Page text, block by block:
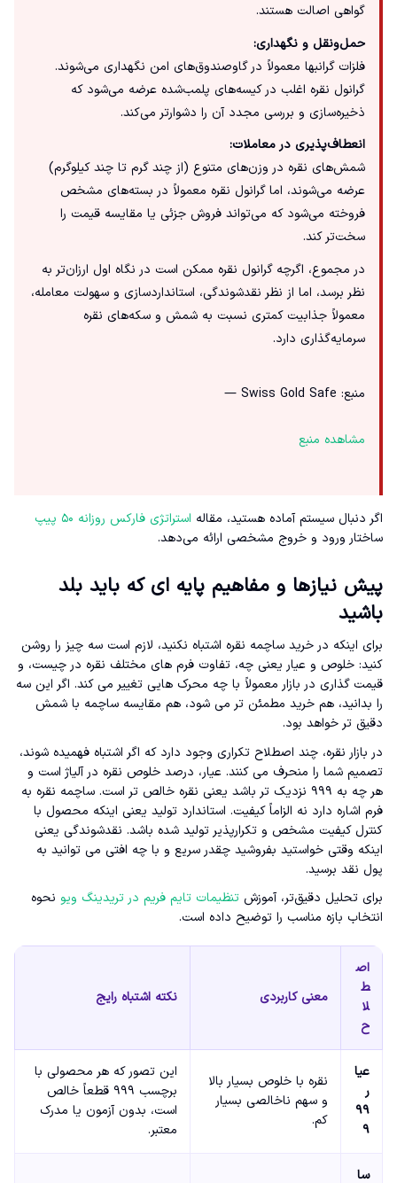
گواهی اصالت هستند.
حمل‌ونقل و نگهداری:
فلزات گرانبها معمولاً در گاوصندوق‌های امن نگهداری می‌شوند.
گرانول نقره اغلب در کیسه‌های پلمب‌شده عرضه می‌شود که
ذخیره‌سازی و بررسی مجدد آن را دشوارتر می‌کند.
انعطاف‌پذیری در معاملات:
شمش‌های نقره در وزن‌های متنوع (از چند گرم تا چند کیلوگرم)
عرضه می‌شوند، اما گرانول نقره معمولاً در بسته‌های مشخص
فروخته می‌شود که می‌تواند فروش جزئی یا مقایسه قیمت را
سخت‌تر کند.
در مجموع، اگرچه گرانول نقره ممکن است در نگاه اول ارزان‌تر به
نظر برسد، اما از نظر نقدشوندگی، استانداردسازی و سهولت معامله،
معمولاً جذابیت کمتری نسبت به شمش و سکه‌های نقره
سرمایه‌گذاری دارد.
منبع: Swiss Gold Safe —
مشاهده منبع
اگر دنبال سیستم آماده هستید، مقاله استراتژی فارکس روزانه ۵۰ پیپ
ساختار ورود و خروج مشخصی ارائه می‌دهد.
پیش نیازها و مفاهیم پایه ای که باید بلد
باشید
برای اینکه در خرید ساچمه نقره اشتباه نکنید، لازم است سه چیز را روشن
کنید: خلوص و عیار یعنی چه، تفاوت فرم های مختلف نقره در چیست، و
قیمت گذاری در بازار معمولاً با چه محرک هایی تغییر می کند. اگر این سه
را بدانید، هم خرید مطمئن تر می شود، هم مقایسه ساچمه با شمش
دقیق تر خواهد بود.
در بازار نقره، چند اصطلاح تکراری وجود دارد که اگر اشتباه فهمیده شوند،
تصمیم شما را منحرف می کنند. عیار، درصد خلوص نقره در آلیاژ است و
هر چه به ۹۹۹ نزدیک تر باشد یعنی نقره خالص تر است. ساچمه نقره به
فرم اشاره دارد نه الزاماً کیفیت. استاندارد تولید یعنی اینکه محصول با
کنترل کیفیت مشخص و تکرارپذیر تولید شده باشد. نقدشوندگی یعنی
اینکه وقتی خواستید بفروشید چقدر سریع و با چه افتی می توانید به
پول نقد برسید.
برای تحلیل دقیق‌تر، آموزش تنظیمات تایم فریم در تریدینگ ویو نحوه
انتخاب بازه مناسب را توضیح داده است.
اص
ط
لا
ح
معنی کاربردی نکته اشتباه رایج
عیا
ر
۹۹
۹
نقره با خلوص بسیار بالا
و سهم ناخالصی بسیار
کم.
این تصور که هر محصولی با
برچسب ۹۹۹ قطعاً خالص
است، بدون آزمون یا مدرک
معتبر.
سا